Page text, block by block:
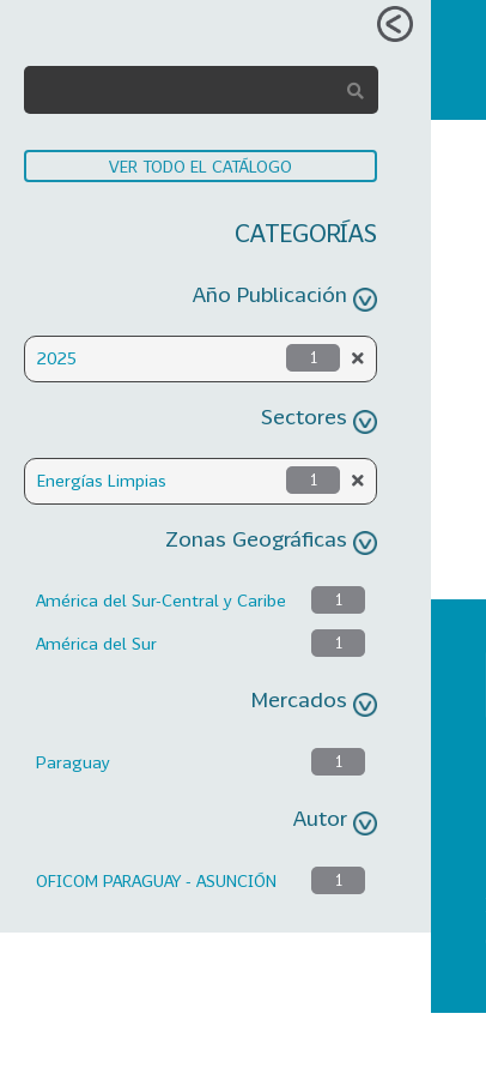
VER TODO EL CATÁLOGO
CATEGORÍAS
Año Publicación
2025 1
Sectores
Energías Limpias 1
Zonas Geográficas
América del Sur-Central y Caribe 1
América del Sur 1
Mercados
Paraguay 1
Autor
OFICOM PARAGUAY - ASUNCIÓN 1